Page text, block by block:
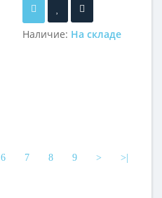
Наличие: На складе
6 7 8 9 > >|